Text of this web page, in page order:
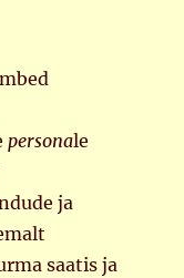
personale
ja
saatis ja